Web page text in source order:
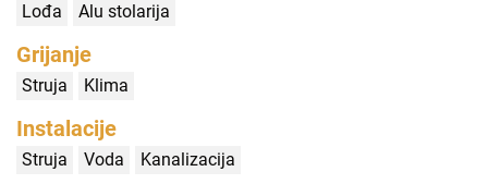
Lođa Alu stolarija
Grijanje
Struja Klima
Instalacije
Struja Voda Kanalizacija